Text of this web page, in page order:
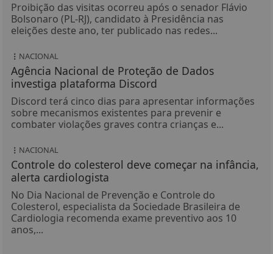
Proibição das visitas ocorreu após o senador Flávio
Bolsonaro (PL-RJ), candidato à Presidência nas
eleições deste ano, ter publicado nas redes...
NACIONAL
Agência Nacional de Proteção de Dados
investiga plataforma Discord
Discord terá cinco dias para apresentar informações
sobre mecanismos existentes para prevenir e
combater violações graves contra crianças e...
NACIONAL
Controle do colesterol deve começar na infância,
alerta cardiologista
No Dia Nacional de Prevenção e Controle do
Colesterol, especialista da Sociedade Brasileira de
Cardiologia recomenda exame preventivo aos 10
anos,...